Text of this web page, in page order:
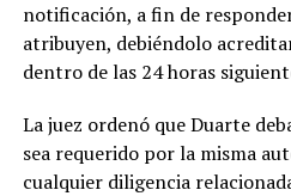
notificación, a fin de
atribuyen, debiéndolo
dentro de las 24 horas
La juez ordenó que Duarte
sea requerido por la misma
cualquier diligencia